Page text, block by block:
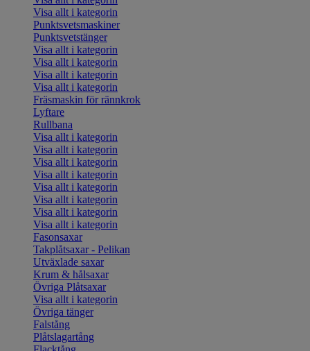
Visa allt i kategorin
Punktsvetsmaskiner
Punktsvetstänger
Visa allt i kategorin
Visa allt i kategorin
Visa allt i kategorin
Visa allt i kategorin
Fräsmaskin för rännkrok
Lyftare
Rullbana
Visa allt i kategorin
Visa allt i kategorin
Visa allt i kategorin
Visa allt i kategorin
Visa allt i kategorin
Visa allt i kategorin
Visa allt i kategorin
Visa allt i kategorin
Fasonsaxar
Takplåtsaxar - Pelikan
Utväxlade saxar
Krum & hålsaxar
Övriga Plåtsaxar
Visa allt i kategorin
Övriga tänger
Falstång
Plåtslagartång